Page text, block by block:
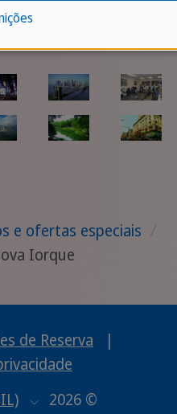
nossa escola de
e ofertas especiais /
Iorque
de Reserva
|
2026 ©